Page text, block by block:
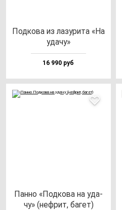
Под­ко­ва из ла­зу­ри­та «На
уда­чу»
16 990 руб
Пан­но «Под­ко­ва на уда­
чу» (неф­рит, ба­гет)